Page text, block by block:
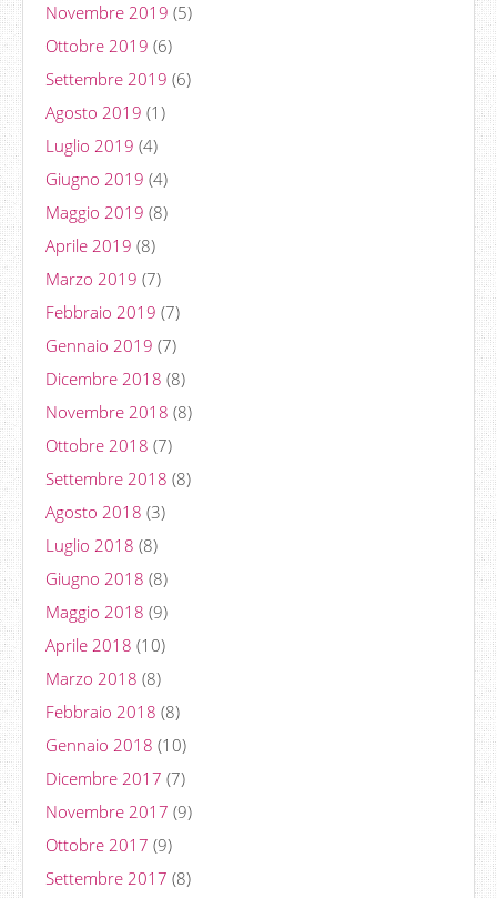
Novembre 2019 (5)
Ottobre 2019 (6)
Settembre 2019 (6)
Agosto 2019 (1)
Luglio 2019 (4)
Giugno 2019 (4)
Maggio 2019 (8)
Aprile 2019 (8)
Marzo 2019 (7)
Febbraio 2019 (7)
Gennaio 2019 (7)
Dicembre 2018 (8)
Novembre 2018 (8)
Ottobre 2018 (7)
Settembre 2018 (8)
Agosto 2018 (3)
Luglio 2018 (8)
Giugno 2018 (8)
Maggio 2018 (9)
Aprile 2018 (10)
Marzo 2018 (8)
Febbraio 2018 (8)
Gennaio 2018 (10)
Dicembre 2017 (7)
Novembre 2017 (9)
Ottobre 2017 (9)
Settembre 2017 (8)